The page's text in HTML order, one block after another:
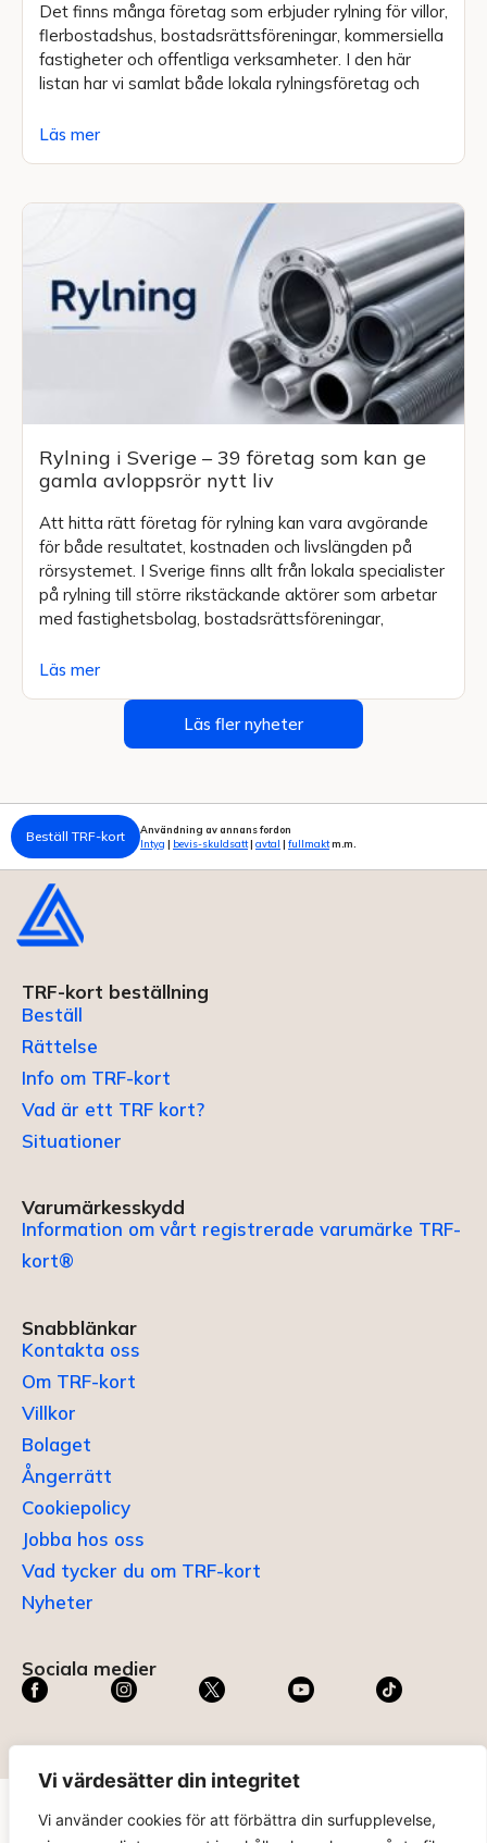
Vi värdesätter din integritet
Vi använder cookies för att förbättra din surfupplevelse,
Det finns många företag som erbjuder rylning för villor,
flerbostadshus, bostadsrättsföreningar, kommersiella
fastigheter och offentliga verksamheter. I den här
listan har vi samlat både lokala rylningsföretag och
Läs mer
Rylning i Sverige – 39 företag som kan ge
gamla avloppsrör nytt liv
Att hitta rätt företag för rylning kan vara avgörande
för både resultatet, kostnaden och livslängden på
rörsystemet. I Sverige finns allt från lokala specialister
på rylning till större rikstäckande aktörer som arbetar
med fastighetsbolag, bostadsrättsföreningar,
Läs mer
Läs fler nyheter
Beställ TRF-kort
Användning av annans fordon
Intyg | bevis-skuldsatt| avtal | fullmaktm.m.
TRF-kort beställning
Beställ
Rättelse
Info om TRF-kort
Vad är ett TRF kort?
Situationer
Varumärkesskydd
Information om vårt registrerade varumärke TRF-
kort®
Snabblänkar
Kontakta oss
Om TRF-kort
Villkor
Bolaget
Ångerrätt
Cookiepolicy
Jobba hos oss
Vad tycker du om TRF-kort
Nyheter
Sociala medier
TRF KORT®är ett registrerat varumärke som innehas av